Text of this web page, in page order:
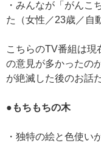
・みんなが「がん
た（女性／23歳／自
こちらのTV番組は現
の意見が多かったの
が絶滅した後のお話
●もちもちの木
・独特の絵と色使い